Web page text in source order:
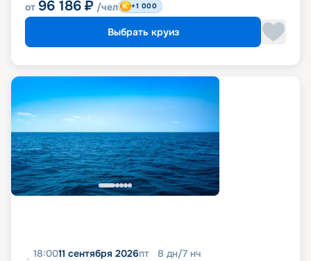
от 96 186 ₽ /чел +1 000
Выбрать круиз
18:0011 сентября 2026пт 8 дн/7 нч